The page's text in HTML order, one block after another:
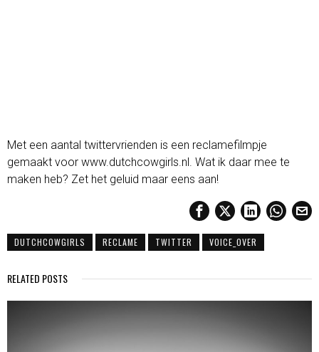
Met een aantal twittervrienden is een reclamefilmpje
gemaakt voor www.dutchcowgirls.nl. Wat ik daar mee te
maken heb? Zet het geluid maar eens aan!
DUTCHCOWGIRLS RECLAME TWITTER VOICE_OVER
RELATED POSTS